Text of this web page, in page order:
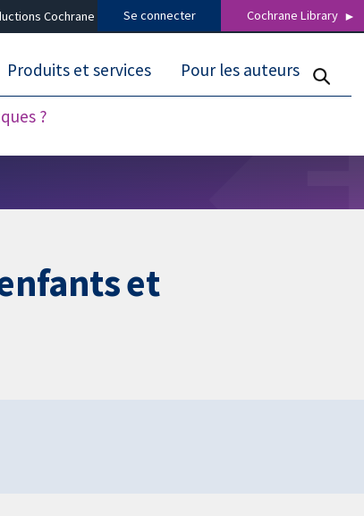
Cochrane Se connecter Cochrane Library
?
Produits et services Pour les auteurs
et